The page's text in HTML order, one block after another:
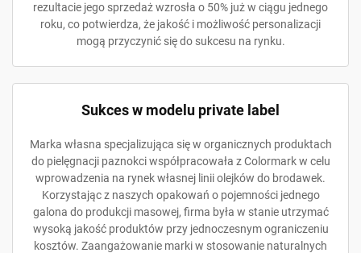
rezultacie jego sprzedaż wzrosła o 50% już w ciągu jednego
roku, co potwierdza, że jakość i możliwość personalizacji
mogą przyczynić się do sukcesu na rynku.
Sukces w modelu private label
Marka własna specjalizująca się w organicznych produktach
do pielęgnacji paznokci współpracowała z Colormark w celu
wprowadzenia na rynek własnej linii olejków do brodawek.
Korzystając z naszych opakowań o pojemności jednego
galona do produkcji masowej, firma była w stanie utrzymać
wysoką jakość produktów przy jednoczesnym ograniczeniu
kosztów. Zaangażowanie marki w stosowanie naturalnych